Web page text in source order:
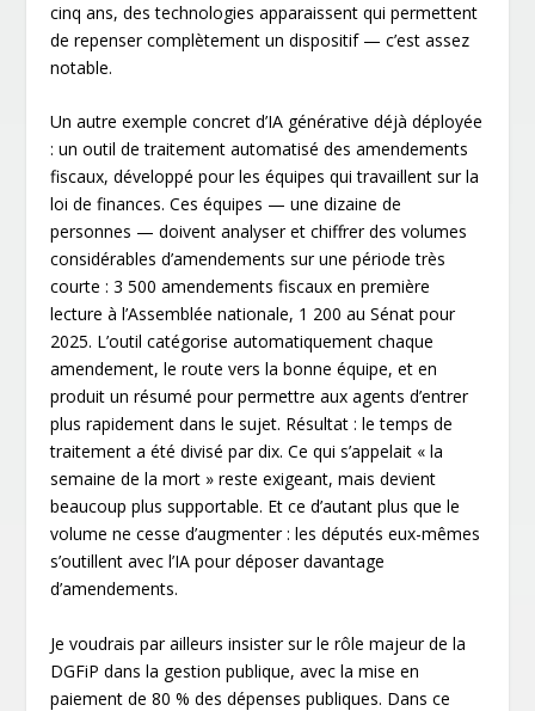
cinq ans, des technologies apparaissent qui permettent
de repenser complètement un dispositif — c’est assez
notable.
Un autre exemple concret d’IA générative déjà déployée
: un outil de traitement automatisé des amendements
fiscaux, développé pour les équipes qui travaillent sur la
loi de finances. Ces équipes — une dizaine de
personnes — doivent analyser et chiffrer des volumes
considérables d’amendements sur une période très
courte : 3 500 amendements fiscaux en première
lecture à l’Assemblée nationale, 1 200 au Sénat pour
2025. L’outil catégorise automatiquement chaque
amendement, le route vers la bonne équipe, et en
produit un résumé pour permettre aux agents d’entrer
plus rapidement dans le sujet. Résultat : le temps de
traitement a été divisé par dix. Ce qui s’appelait « la
semaine de la mort » reste exigeant, mais devient
beaucoup plus supportable. Et ce d’autant plus que le
volume ne cesse d’augmenter : les députés eux-mêmes
s’outillent avec l’IA pour déposer davantage
d’amendements.
Je voudrais par ailleurs insister sur le rôle majeur de la
DGFiP dans la gestion publique, avec la mise en
paiement de 80 % des dépenses publiques. Dans ce